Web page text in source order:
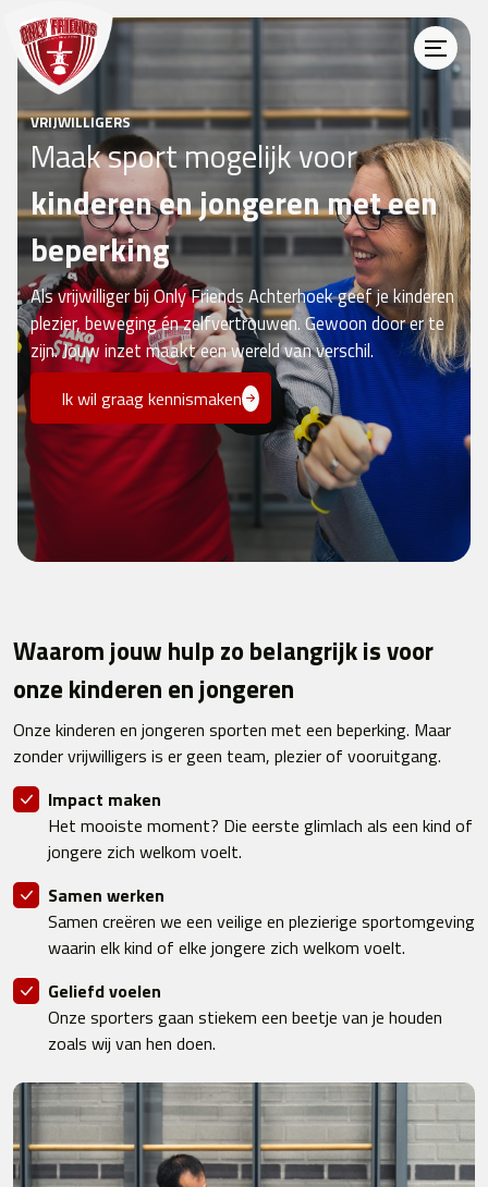
VRIJWILLIGERS
Maak sport mogelijk voor
kinderen en jongeren met een
beperking
Als vrijwilliger bij Only Friends Achterhoek geef je kinderen
plezier, beweging én zelfvertrouwen. Gewoon door er te
zijn. Jouw inzet maakt een wereld van verschil.
Ik wil graag kennismaken
Waarom jouw hulp zo belangrijk is voor
onze kinderen en jongeren
Onze kinderen en jongeren sporten met een beperking. Maar
zonder vrijwilligers is er geen team, plezier of vooruitgang.
Impact maken
Het mooiste moment? Die eerste glimlach als een kind of
jongere zich welkom voelt.
Samen werken
Samen creëren we een veilige en plezierige sportomgeving
waarin elk kind of elke jongere zich welkom voelt.
Geliefd voelen
Onze sporters gaan stiekem een beetje van je houden
zoals wij van hen doen.